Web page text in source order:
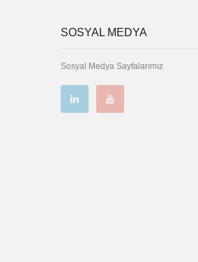
SOSYAL MEDYA
Sosyal Medya Sayfalarımız